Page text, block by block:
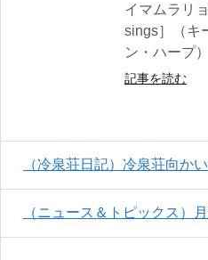
イマムラリ
sings］（キ
ン・ハープ
記事を読む
（冷泉荘日記）冷泉荘向か
（ニュース＆トピックス）